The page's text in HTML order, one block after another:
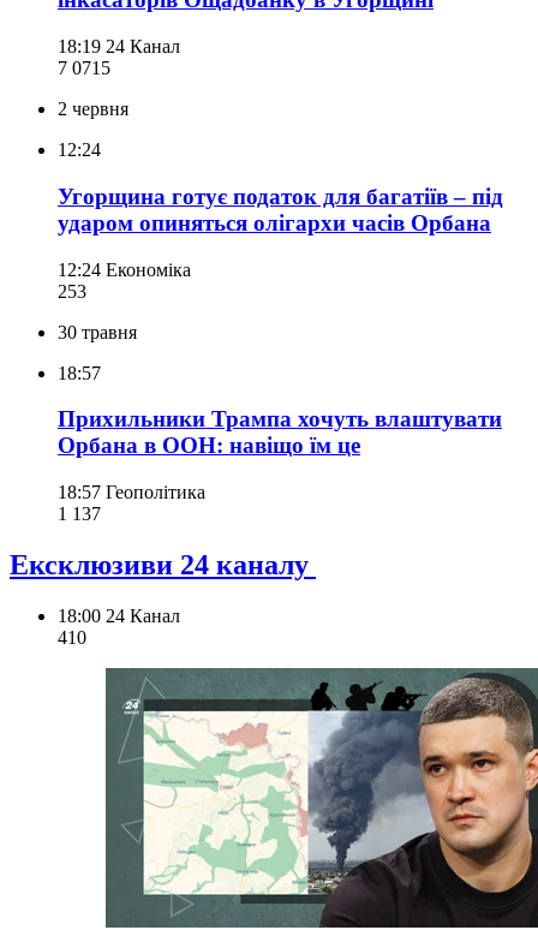
18:19 24 Канал
7 071 5
2 червня
12:24
Угорщина готує податок для багатіїв – під
ударом опиняться олігархи часів Орбана
12:24 Економіка
253
30 травня
18:57
Прихильники Трампа хочуть влаштувати
Орбана в ООН: навіщо їм це
18:57 Геополітика
1 137
Ексклюзиви 24 каналу
18:00 24 Канал
410